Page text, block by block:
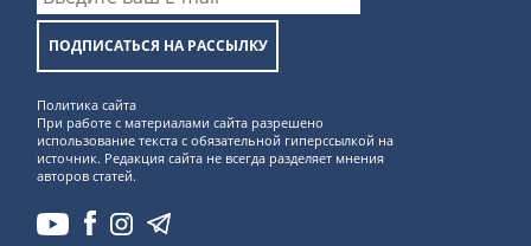
ПОДПИСАТЬСЯ НА РАССЫЛКУ
Политика сайта
При работе с материалами сайта разрешено
использование текста с обязательной гиперссылкой на
источник. Редакция сайта не всегда разделяет мнения
авторов статей.